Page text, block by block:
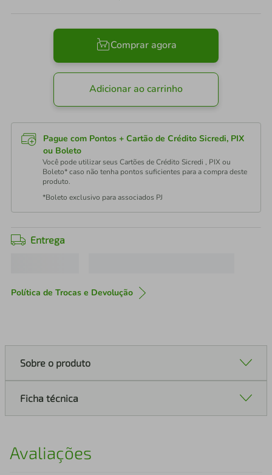
Comprar agora
Adicionar ao carrinho
Pague com Pontos + Cartão de Crédito Sicredi, PIX
ou Boleto
Você pode utilizar seus Cartões de Crédito Sicredi , PIX ou
Boleto* caso não tenha pontos suficientes para a compra deste
produto.
*Boleto exclusivo para associados PJ
Entrega
Política de Trocas e Devolução
Sobre o produto
Ficha técnica
Avaliações